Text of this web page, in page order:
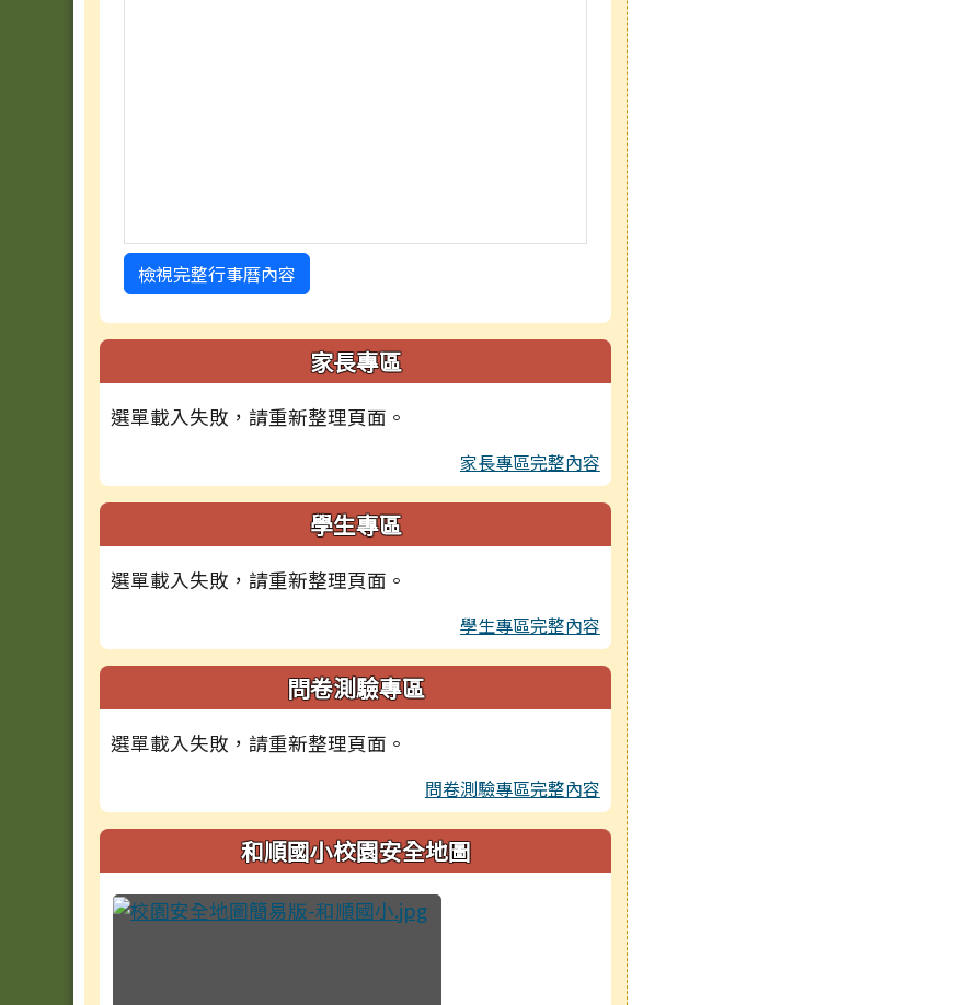
檢視完整行事曆內容
家長專區
選單載入失敗，請重新整理頁面。
家長專區完整內容
學生專區
選單載入失敗，請重新整理頁面。
學生專區完整內容
問卷測驗專區
選單載入失敗，請重新整理頁面。
問卷測驗專區完整內容
和順國小校園安全地圖